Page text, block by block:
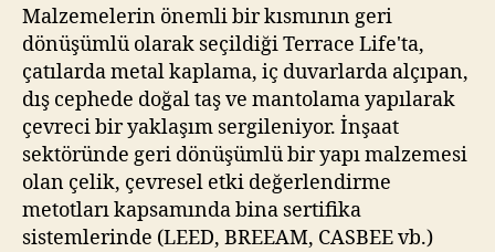
Malzemelerin önemli bir kısmının geri
dönüşümlü olarak seçildiği Terrace Life'ta,
çatılarda metal kaplama, iç duvarlarda alçıpan,
dış cephede doğal taş ve mantolama yapılarak
çevreci bir yaklaşım sergileniyor. İnşaat
sektöründe geri dönüşümlü bir yapı malzemesi
olan çelik, çevresel etki değerlendirme
metotları kapsamında bina sertifika
sistemlerinde (LEED, BREEAM, CASBEE vb.)